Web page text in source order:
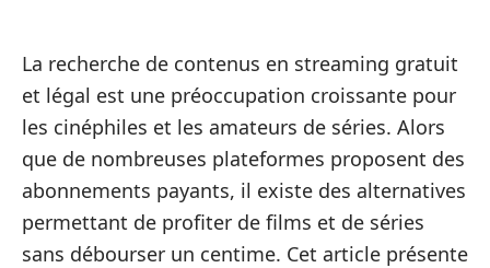
La recherche de contenus en streaming gratuit
et légal est une préoccupation croissante pour
les cinéphiles et les amateurs de séries. Alors
que de nombreuses plateformes proposent des
abonnements payants, il existe des alternatives
permettant de profiter de films et de séries
sans débourser un centime. Cet article présente